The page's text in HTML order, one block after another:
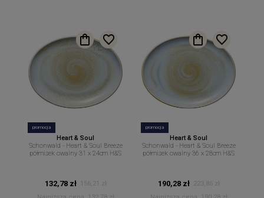
promocja
Heart & Soul
Schonwald - Heart & Soul Breeze
półmisek owalny 31 x 24cm H&S
132,78 zł
156,21 zł
promocja
Heart & Soul
Schonwald - Heart & Soul Breeze
półmisek owalny 36 x 28cm H&S
190,28 zł 223,86 zł